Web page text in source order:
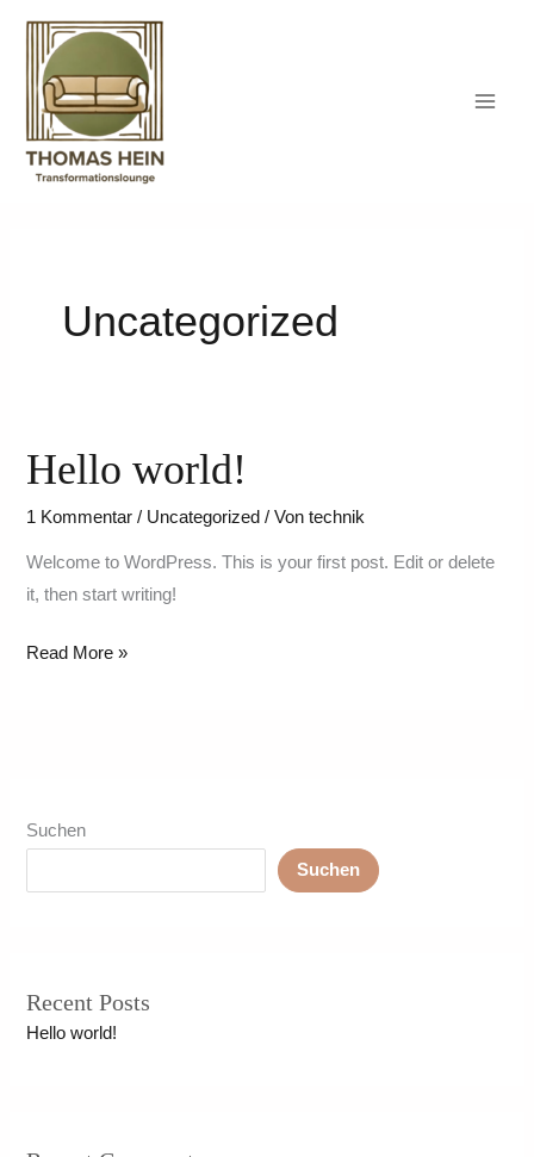
Inhalt
springen
Uncategorized
Hello world!
1 Kommentar / Uncategorized / Vontechnik
Welcome to WordPress. This is your first post. Edit or delete
it, then start writing!
Hello
world!
Read More »
Suchen
Suchen
Recent Posts
Hello world!